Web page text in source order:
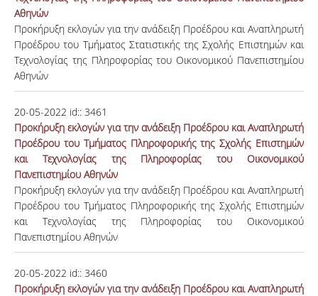
Αθηνών
Προκήρυξη εκλογών για την ανάδειξη Προέδρου και Αναπληρωτή
Προέδρου του Τμήματος Στατιστικής της Σχολής Επιστημών και
Τεχνολογίας της Πληροφορίας του Οικονομικού Πανεπιστημίου
Αθηνών
20-05-2022 id:: 3461
Προκήρυξη εκλογών για την ανάδειξη Προέδρου και Αναπληρωτή
Προέδρου του Τμήματος Πληροφορικής της Σχολής Επιστημών
και Τεχνολογίας της Πληροφορίας του Οικονομικού
Πανεπιστημίου Αθηνών
Προκήρυξη εκλογών για την ανάδειξη Προέδρου και Αναπληρωτή
Προέδρου του Τμήματος Πληροφορικής της Σχολής Επιστημών
και Τεχνολογίας της Πληροφορίας του Οικονομικού
Πανεπιστημίου Αθηνών
20-05-2022 id:: 3460
Προκήρυξη εκλογών για την ανάδειξη Προέδρου και Αναπληρωτή